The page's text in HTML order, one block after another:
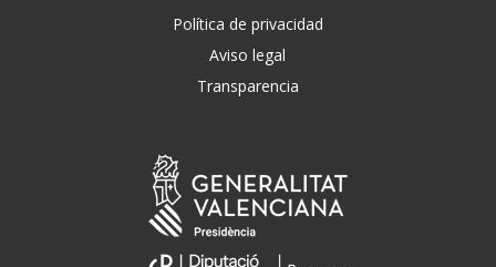
Política de privacidad
Aviso legal
Transparencia